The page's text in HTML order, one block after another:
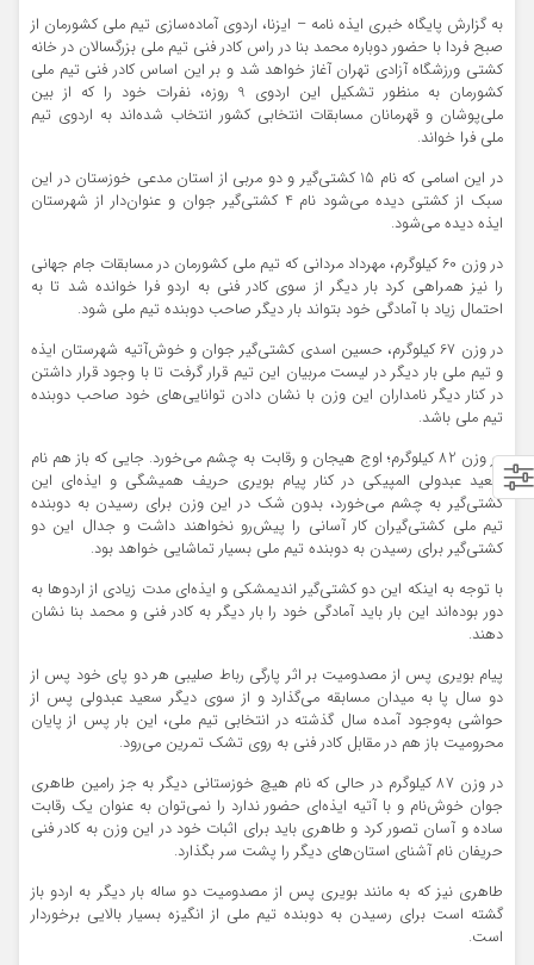
به گزارش پایگاه خبری ایذه نامه – ایزنا، اردوی آماده‌سازی تیم ملی کشورمان از
صبح فردا با حضور دوباره محمد بنا در راس کادر فنی تیم ملی بزرگسالان در خانه
کشتی ورزشگاه آزادی تهران آغاز خواهد شد و بر این اساس کادر فنی تیم ملی
کشورمان به منظور تشکیل این اردوی 9 روزه، نفرات خود را که از بین
ملی‌پوشان و قهرمانان مسابقات انتخابی کشور انتخاب شده‌اند به اردوی تیم
ملی فرا خواند.
در این اسامی که نام 15 کشتی‌گیر و دو مربی از استان مدعی خوزستان در این
سبک از کشتی دیده می‌شود نام 4 کشتی‌گیر جوان و عنوان‌دار از شهرستان
ایذه دیده می‌شود.
در وزن 60 کیلوگرم، مهرداد مردانی که تیم ملی کشورمان در مسابقات جام جهانی
را نیز همراهی کرد بار دیگر از سوی کادر فنی به اردو فرا خوانده شد تا به
احتمال زیاد با آمادگی خود بتواند بار دیگر صاحب دوبنده تیم ملی شود.
در وزن 67 کیلوگرم، حسین اسدی کشتی‌گیر جوان و خوش‌آتیه شهرستان ایذه
و تیم ملی بار دیگر در لیست مربیان این تیم قرار گرفت تا با وجود قرار داشتن
در کنار دیگر نامداران این وزن با نشان دادن توانایی‌های خود صاحب دوبنده
تیم ملی باشد.
در وزن 82 کیلوگرم؛ اوج هیجان و رقابت به چشم می‌خورد. جایی که باز هم نام
سعید عبد‌ولی المپیکی در کنار پیام بویری حریف همیشگی و ایذه‌ای این
کشتی‌گیر به چشم می‌خورد، بدون شک در این وزن برای رسیدن به دوبنده
تیم ملی کشتی‌گیران کار آسانی را پیش‌رو نخواهند داشت و جدال این دو
کشتی‌گیر برای رسیدن به دوبنده تیم ملی بسیار تماشایی خواهد بود.
با توجه به اینکه این دو کشتی‌گیر اندیمشکی و ایذه‌ای مدت زیادی از اردوها به
دور بوده‌اند این بار باید آمادگی خود را بار دیگر به کادر فنی و محمد بنا نشان
دهند.
پیام بویری پس از مصدومیت بر اثر پارگی رباط صلیبی هر دو پای خود پس از
دو سال پا به میدان مسابقه می‌گذارد و از سوی دیگر سعید عبدولی پس از
حواشی به‌وجود آمده سال گذشته در انتخابی تیم ملی، این بار پس از پایان
محرومیت باز هم در مقابل کادر فنی به روی تشک تمرین می‌رود.
در وزن 87 کیلوگرم در حالی که نام هیچ خوزستانی دیگر به جز رامین طاهری
جوان خوش‌نام و با آتیه ایذه‌ای حضور ندارد را نمی‌توان به عنوان یک رقابت
ساده و آسان تصور کرد و طاهری باید برای اثبات خود در این وزن به کادر فنی
حریفان نام آشنای استان‌های دیگر را پشت سر بگذارد.
طاهری نیز که به مانند بویری پس از مصدومیت دو ساله بار دیگر به اردو باز
گشته است برای رسیدن به دوبنده تیم ملی از انگیزه بسیار بالایی برخوردار
است.